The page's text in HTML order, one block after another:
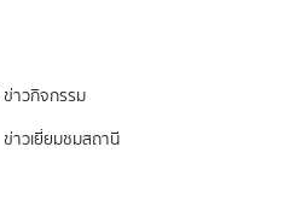
ข่าวกิจกรรม
ข่าวเยี่ยมชมสถานี